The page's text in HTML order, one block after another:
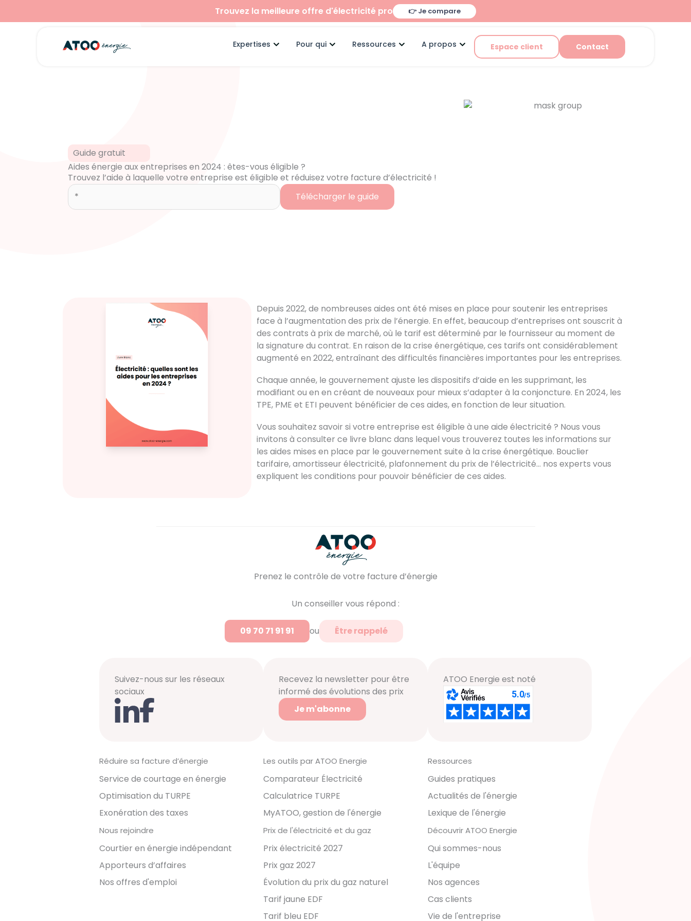
Trouvez la meilleure offre d'électricité pro 👉 Je compare
Expertises Ouvrir Expertises
Pour qui Ouvrir Pour qui
Ressources Ouvrir Ressources
A propos Ouvrir A propos
Espace client Contact
Guide gratuit
Aides énergie aux entreprises en 2024 : êtes-vous éligible ?
Trouvez l’aide à laquelle votre entreprise est éligible et réduisez votre facture d’électricité !
Depuis 2022, de nombreuses aides ont été mises en place pour soutenir les entreprises
face à l’augmentation des prix de l’énergie. En effet, beaucoup d’entreprises ont souscrit à
des contrats à prix de marché, où le tarif est déterminé par le fournisseur au moment de
la signature du contrat. En raison de la crise énergétique, ces tarifs ont considérablement
augmenté en 2022, entraînant des difficultés financières importantes pour les entreprises.
Chaque année, le gouvernement ajuste les dispositifs d’aide en les supprimant, les
modifiant ou en en créant de nouveaux pour mieux s’adapter à la conjoncture. En 2024, les
TPE, PME et ETI peuvent bénéficier de ces aides, en fonction de leur situation.
Vous souhaitez savoir si votre entreprise est éligible à une aide électricité ? Nous vous
invitons à consulter ce livre blanc dans lequel vous trouverez toutes les informations sur
les aides mises en place par le gouvernement suite à la crise énergétique. Bouclier
tarifaire, amortisseur électricité, plafonnement du prix de l’électricité… nos experts vous
expliquent les conditions pour pouvoir bénéficier de ces aides.
Prenez le contrôle de votre facture d’énergie
Un conseiller vous répond :
09 70 71 91 91 ou Être rappelé
Suivez-nous sur les réseaux
sociaux
Recevez la newsletter pour être
informé des évolutions des prix
Je m'abonne
ATOO Energie est noté
Réduire sa facture d’énergie
Service de courtage en énergie
Optimisation du TURPE
Exonération des taxes
Les outils par ATOO Energie
Comparateur Électricité
Calculatrice TURPE
MyATOO, gestion de l'énergie
Ressources
Guides pratiques
Actualités de l'énergie
Lexique de l'énergie
Nous rejoindre
Courtier en énergie indépendant
Apporteurs d’affaires
Nos offres d'emploi
Prix de l'électricité et du gaz
Prix électricité 2027
Prix gaz 2027
Évolution du prix du gaz naturel
Tarif jaune EDF
Tarif bleu EDF
Découvrir ATOO Energie
Qui sommes-nous
L'équipe
Nos agences
Cas clients
Vie de l'entreprise